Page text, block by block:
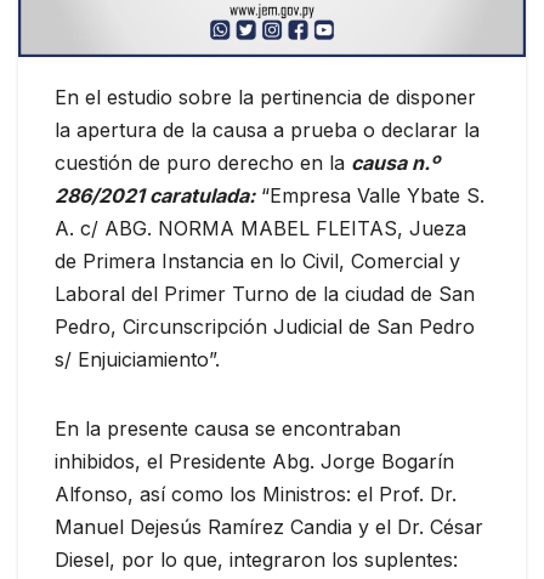
En el estudio sobre la pertinencia de disponer
la apertura de la causa a prueba o declarar la
cuestión de puro derecho en la causa n.º
286/2021 caratulada:“Empresa Valle Ybate S.
A. c/ ABG. NORMA MABEL FLEITAS, Jueza
de Primera Instancia en lo Civil, Comercial y
Laboral del Primer Turno de la ciudad de San
Pedro, Circunscripción Judicial de San Pedro
s/ Enjuiciamiento”.
En la presente causa se encontraban
inhibidos, el Presidente Abg. Jorge Bogarín
Alfonso, así como los Ministros: el Prof. Dr.
Manuel Dejesús Ramírez Candia y el Dr. César
Diesel, por lo que, integraron los suplentes: